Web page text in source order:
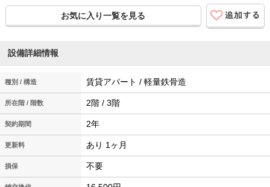
お気に入り一覧を見る
設備詳細情報
種別 / 構造 賃貸アパート / 軽量鉄骨造
所在階 / 階数 2階 / 3階
契約期間 2年
更新料 あり 1ヶ月
損保 不要